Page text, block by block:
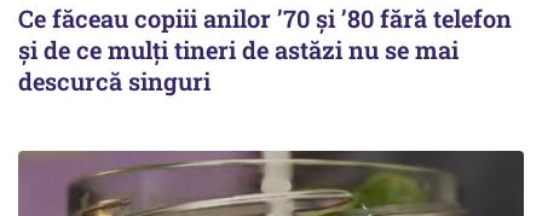
Ce făceau copiii anilor ’70 și ’80 fără telefon
și de ce mulți tineri de astăzi nu se mai
descurcă singuri